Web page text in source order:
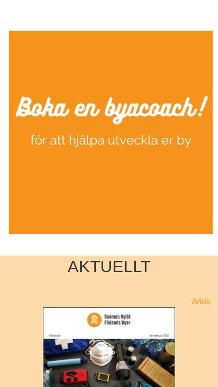
AKTUELLT
Arkiv